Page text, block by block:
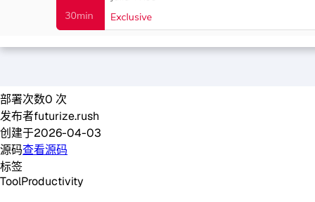
部署次数0 次
发布者futurize.rush
创建于2026-04-03
源码查看源码
标签
ToolProductivity